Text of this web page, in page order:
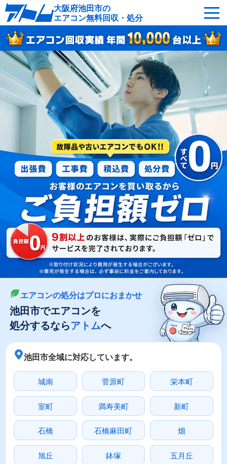
大阪府池田市の
エアコン無料回収・処分
サービスの特徴 回収可能なエアコン
対応エリア 回収の流れ
よくあるご質問 運営会社
池田市へ無料出張
最短即日 お急ぎの方はこちら
0120-214-555
受付：24時間年中無休（通話料無料）
LINEやメールでカンタン依頼
メールで回収依頼 LINEで回収依頼
エアコンの処分はプロにおまかせ
池田市でエアコンを
処分するならアトムへ
池田市全域に対応しています。
城南 菅原町 栄本町
室町 満寿美町 新町
石橋 石橋麻田町 畑
旭丘 鉢塚 五月丘